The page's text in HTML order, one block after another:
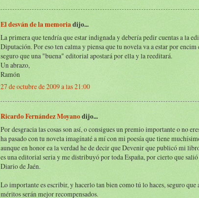
El desván de la memoriadijo...
La primera que tendría que estar indignada y debería pedir cuentas a la
Diputación. Por eso ten calma y piensa que tu novela va a estar por encim
seguro que una "buena" editorial apostará por ella y la reeditará.
Un abrazo,
Ramón
27 de octubre de 2009 a las 21:00
Ricardo Fernández Moyanodijo...
Por desgracia las cosas son así, o consigues un premio importante o no
ha pasado con tu novela imagínaté a mí con mi poesía que tiene
aunque en honor ea la verdad he de decir que Devenir que publicó mi
es una editorial seria y me distribuyó por toda España, por cierto que salió
Diario de Jaén.
Lo importante es escribir, y hacerlo tan bien como tú lo haces, seguro que
méritos serán mejor recompensados.